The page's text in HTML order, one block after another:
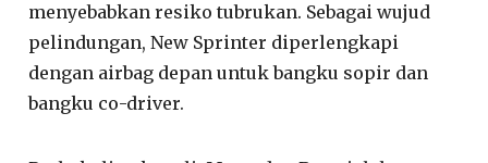
menyebabkan resiko tubrukan. Sebagai wujud
pelindungan, New Sprinter diperlengkapi
dengan airbag depan untuk bangku sopir dan
bangku co-driver.